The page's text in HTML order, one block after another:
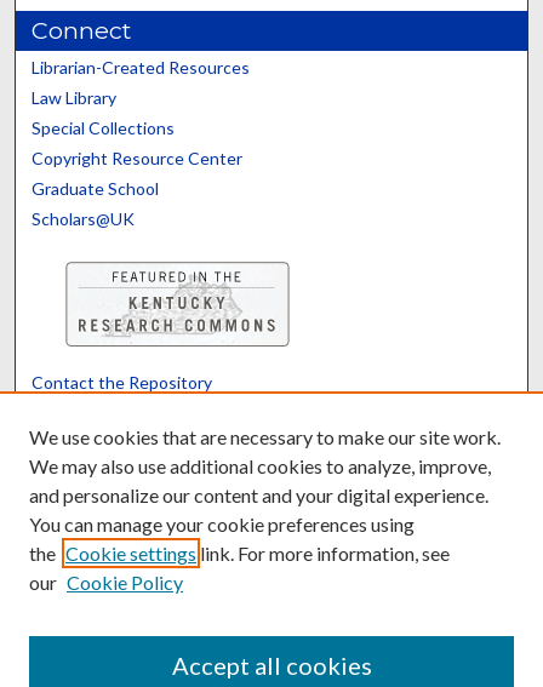
Connect
Librarian-Created Resources
Law Library
Special Collections
Copyright Resource Center
Graduate School
Scholars@UK
Contact the Repository
Powered by Translate
We use cookies that are necessary to make our site work.
We may also use additional cookies to analyze, improve,
and personalize our content and your digital experience.
You can manage your cookie preferences using
the Cookie settings link. For more information, see
our Cookie Policy
Accept all cookies